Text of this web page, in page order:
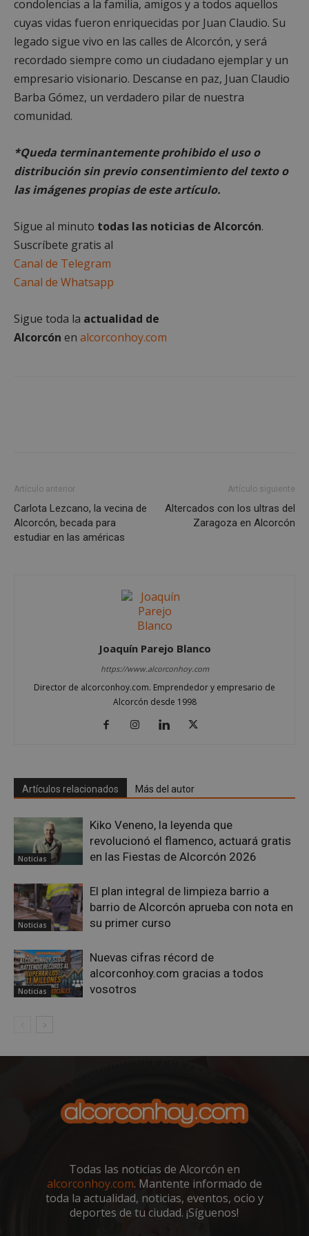
condolencias a la familia, amigos y a todos aquellos
cuyas vidas fueron enriquecidas por Juan Claudio. Su
legado sigue vivo en las calles de Alcorcón, y será
recordado siempre como un ciudadano ejemplar y un
empresario visionario. Descanse en paz, Juan Claudio
Barba Gómez, un verdadero pilar de nuestra
comunidad.
*Queda terminantemente prohibido el uso o
distribución sin previo consentimiento del texto o
las imágenes propias de este artículo.
Sigue al minuto todas las noticias de Alcorcón.
Suscríbete gratis al
Canal de Telegram
Canal de Whatsapp
Sigue toda la actualidad de
Alcorcón en alcorconhoy.com
Artículo anterior
Carlota Lezcano, la vecina de
Alcorcón, becada para
estudiar en las américas
Artículo siguiente
Altercados con los ultras del
Zaragoza en Alcorcón
Joaquín Parejo Blanco
https://www.alcorconhoy.com
Director de alcorconhoy.com. Emprendedor y empresario de
Alcorcón desde 1998
Artículos relacionados Más del autor
Noticias
Kiko Veneno, la leyenda que
revolucionó el flamenco, actuará gratis
en las Fiestas de Alcorcón 2026
Noticias
El plan integral de limpieza barrio a
barrio de Alcorcón aprueba con nota en
su primer curso
Noticias
Nuevas cifras récord de
alcorconhoy.com gracias a todos
vosotros
Todas las noticias de Alcorcón en
alcorconhoy.com. Mantente informado de
toda la actualidad, noticias, eventos, ocio y
deportes de tu ciudad. ¡Síguenos!
Cookies de
preferencias
Cookies de
funcionalidad
Cookies no clasificadas
Cookies estrictamente necesarias
Cookies de rendimiento
Cookies de funcionalidad
Cookies no clasificadas
funcionalidad principal del sitio web, como el
las cookies estrictamente necesarias.
AWSALBCORS
Amazon.com
embed.bsky.app
sp_landing
Spotify Inc.
.spotify.com